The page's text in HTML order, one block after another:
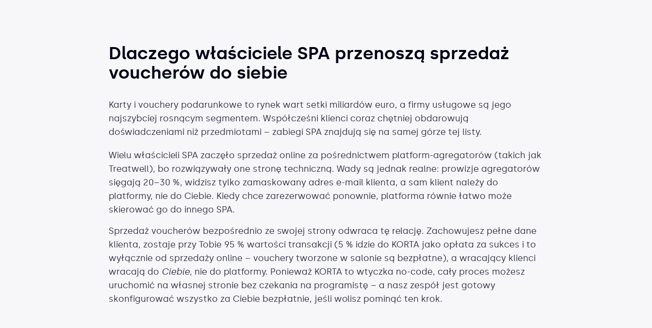
Dlaczego właściciele SPA przenoszą sprzedaż
voucherów do siebie
Karty i vouchery podarunkowe to rynek wart setki miliardów euro, a firmy usługowe są jego
najszybciej rosnącym segmentem. Współcześni klienci coraz chętniej obdarowują
doświadczeniami niż przedmiotami – zabiegi SPA znajdują się na samej górze tej listy.
Wielu właścicieli SPA zaczęło sprzedaż online za pośrednictwem platform-agregatorów (takich jak
Treatwell), bo rozwiązywały one stronę techniczną. Wady są jednak realne: prowizje agregatorów
sięgają 20–30 %, widzisz tylko zamaskowany adres e-mail klienta, a sam klient należy do
platformy, nie do Ciebie. Kiedy chce zarezerwować ponownie, platforma równie łatwo może
skierować go do innego SPA.
Sprzedaż voucherów bezpośrednio ze swojej strony odwraca tę relację. Zachowujesz pełne dane
klienta, zostaje przy Tobie 95 % wartości transakcji (5 % idzie do KORTA jako opłata za sukces i to
wyłącznie od sprzedaży online – vouchery tworzone w salonie są bezpłatne), a wracający klienci
wracają do Ciebie, nie do platformy. Ponieważ KORTA to wtyczka no-code, cały proces możesz
uruchomić na własnej stronie bez czekania na programistę – a nasz zespół jest gotowy
skonfigurować wszystko za Ciebie bezpłatnie, jeśli wolisz pominąć ten krok.